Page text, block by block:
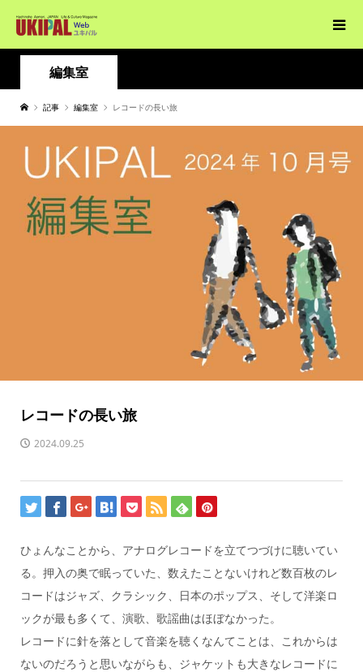
編集室
記事 編集室 レコードの長い旅
レコードの長い旅
2024.09.25
ひょんなことから、アナログレコードを立てつづけに聴いてい
る。押入の奥で眠っていた、数えたことないけれど数百枚のレ
コードはジャズ、クラシック、日本のポップス、そして洋楽ロ
ックが最も多くて、演歌、歌謡曲はほぼなかった。
レコードに針を落として音楽を聴くなんてことは、これからは
ないのだろうと思いながらも、ジャケットも大きなレコードに